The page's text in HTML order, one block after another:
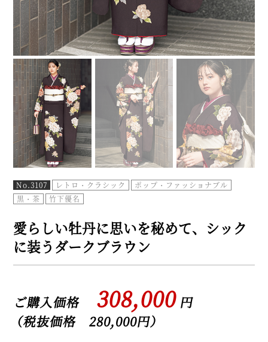
No.3107 レトロ・クラシック
ポップ・ファッショナブル
黒・茶
竹下優名
愛らしい牡丹に思いを秘めて、シック
に装うダークブラウン
ご購入価格308,000 円
（税抜価格 280,000円）